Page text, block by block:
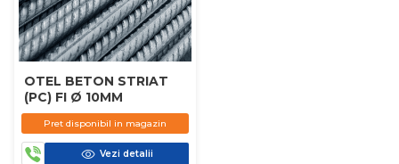
OTEL BETON STRIAT
(PC) FI Ø 10MM
Pret disponibil in magazin
Vezi detalii